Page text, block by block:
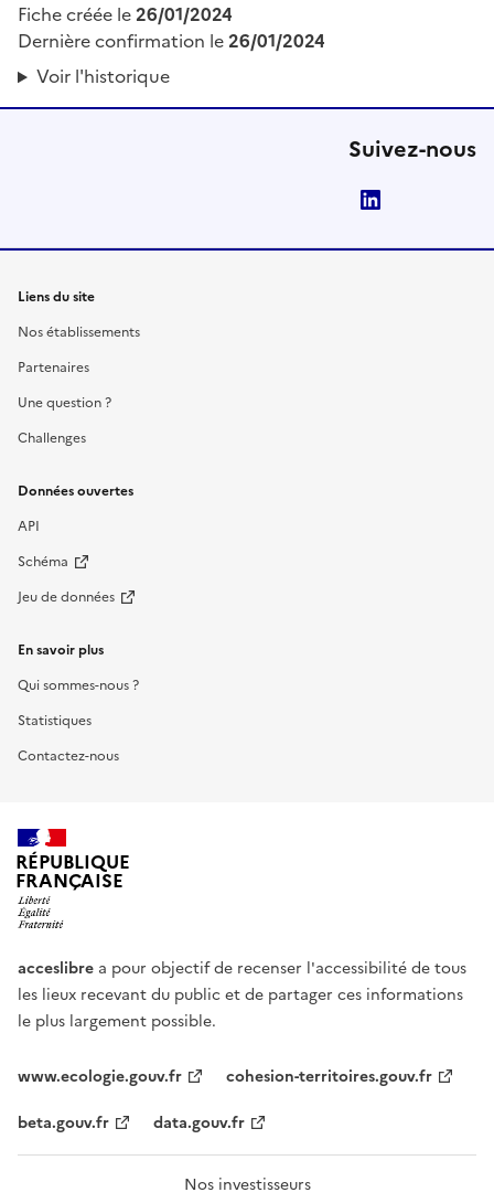
Fiche créée le26/01/2024
Dernière confirmation le26/01/2024
Voir l'historique
Suivez-nous
Liens du site
Nos établissements
Partenaires
Une question ?
Challenges
Données ouvertes
API
Schéma
Jeu de données
En savoir plus
Qui sommes-nous ?
Statistiques
Contactez-nous
RÉPUBLIQUE
FRANÇAISE
acceslibre a pour objectif de recenser l'accessibilité de tous
les lieux recevant du public et de partager ces informations
le plus largement possible.
www.ecologie.gouv.fr
cohesion-territoires.gouv.fr
beta.gouv.fr
data.gouv.fr
Nos investisseurs